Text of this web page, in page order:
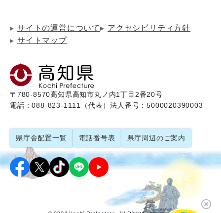
サイトの運営について
アクセシビリティ方針
サイトマップ
〒780-8570高知県高知市丸ノ内1丁目2番20号
電話：088-823-1111（代表）法人番号：5000020390003
県庁舎配置一覧 電話番号表 県庁周辺のご案内